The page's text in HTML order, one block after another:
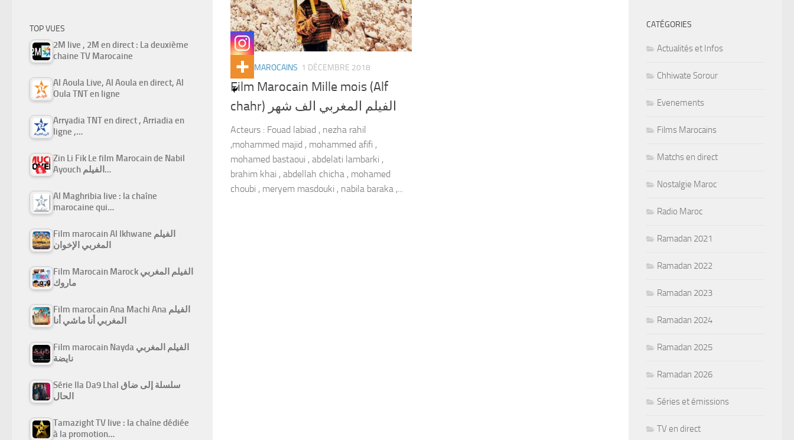
FILMS MAROCAINS 1 DÉCEMBRE 2018
Film Marocain Mille mois (Alf
chahr) الفيلم المغربي الف شهر
Acteurs : Fouad labiad , nezha rahil
,mohammed majid , mohammed afifi ,
mohamed bastaoui , abdelati lambarki ,
brahim khai , abdellah chicha , mohamed
choubi , meryem masdouki , nabila baraka ,...
TOP VUES
2M live , 2M en direct : La deuxième
chaine TV Marocaine
Al Aoula Live, Al Aoula en direct, Al
Oula TNT en ligne
Arryadia TNT en direct , Arriadia en
ligne ,…
Zin Li Fik Le film Marocain de Nabil
Ayouch الفيلم…
Al Maghribia live : la chaîne
marocaine qui…
Film marocain Al Ikhwane الفيلم
المغربي الإخوان
Film Marocain Marock الفيلم المغربي
ماروك
Film marocain Ana Machi Ana الفيلم
المغربي أنا ماشي أنا
Film marocain Nayda الفيلم المغربي
نايضة
Série Ila Da9 Lhal سلسلة إلى ضاق
الحال
Tamazight TV live : la chaîne dédiée
à la promotion…
CATÉGORIES
Actualités et Infos
Chhiwate Sorour
Evenements
Films Marocains
Matchs en direct
Nostalgie Maroc
Radio Maroc
Ramadan 2021
Ramadan 2022
Ramadan 2023
Ramadan 2024
Ramadan 2025
Ramadan 2026
Séries et émissions
TV en direct